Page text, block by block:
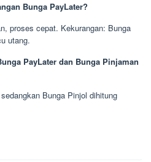
Bunga PayLater?
proses cepat. Kekurangan: Bunga
utang.
PayLater dan Bunga Pinjaman
Bunga Pinjol dihitung